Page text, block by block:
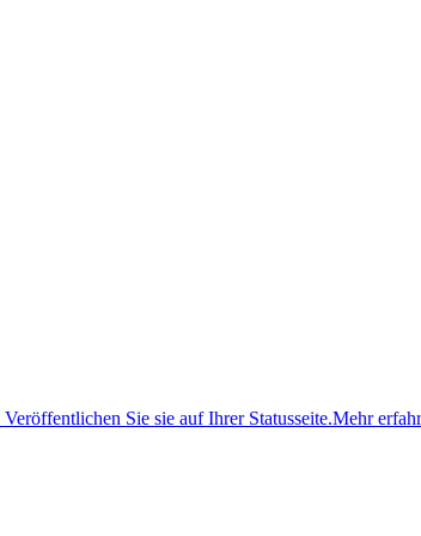
Veröffentlichen Sie sie auf Ihrer Statusseite.Mehr